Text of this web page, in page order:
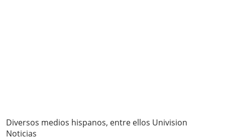
Diversos medios hispanos, entre ellos Univision
Noticias